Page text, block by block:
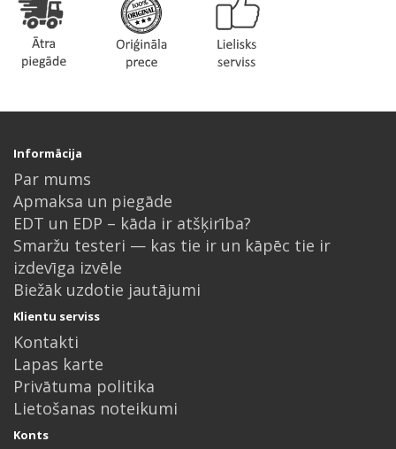
Informācija
Par mums
Apmaksa un piegāde
EDT un EDP – kāda ir atšķirība?
Smaržu testeri — kas tie ir un kāpēc tie ir
izdevīga izvēle
Biežāk uzdotie jautājumi
Klientu serviss
Kontakti
Lapas karte
Privātuma politika
Lietošanas noteikumi
Konts